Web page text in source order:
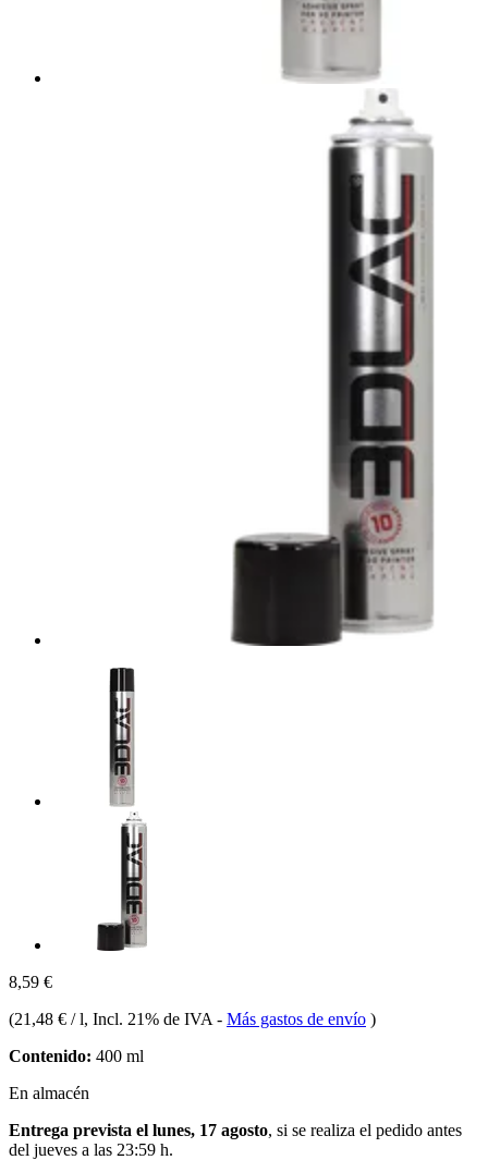
8,59 €
(21,48 € / l, Incl. 21% de IVA - Más gastos de envío )
Contenido: 400 ml
En almacén
Entrega prevista el lunes, 17 agosto, si se realiza el pedido antes
del jueves a las 23:59 h.